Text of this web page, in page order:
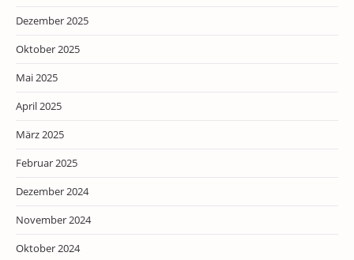
Dezember 2025
Oktober 2025
Mai 2025
April 2025
März 2025
Februar 2025
Dezember 2024
November 2024
Oktober 2024